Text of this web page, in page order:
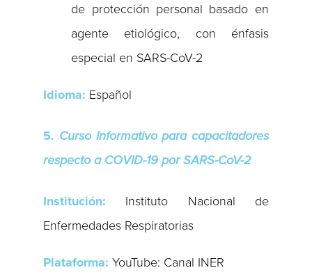
de protección personal basado en
agente etiológico, con énfasis
especial en SARS-CoV-2
Idioma: Español
5. Curso Informativo para capacitadores
respecto a COVID-19 por SARS-CoV-2
Institución: Instituto Nacional de
Enfermedades Respiratorias
Plataforma: YouTube: Canal INER